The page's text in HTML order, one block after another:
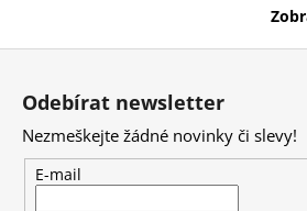
Z
Odebírat newsletter
Nezmeškejte žádné novinky či slevy!
E-mail